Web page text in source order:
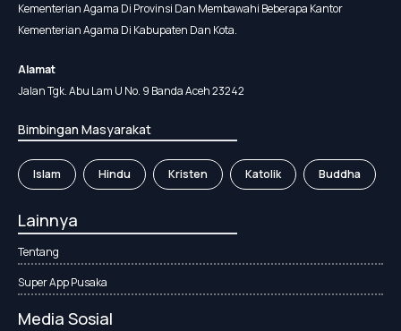
Kementerian Agama Di Provinsi Dan Membawahi Beberapa Kantor
Kementerian Agama Di Kabupaten Dan Kota.
Alamat
Jalan Tgk. Abu Lam U No. 9 Banda Aceh 23242
Bimbingan Masyarakat
Islam Hindu Kristen Katolik Buddha
Lainnya
Tentang
Super App Pusaka
Media Sosial